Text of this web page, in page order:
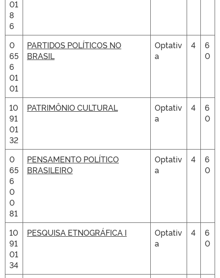
01
8
6
0
65
6
01
01
PARTIDOS POLÍTICOS NO
BRASIL
Optativ
a
4
6
0
10
91
01
32
PATRIMÔNIO CULTURAL
Optativ
a
4
6
0
0
65
6
0
0
81
PENSAMENTO POLÍTICO
BRASILEIRO
Optativ
a
4
6
0
10
91
01
34
PESQUISA ETNOGRÁFICA I
Optativ
a
4
6
0